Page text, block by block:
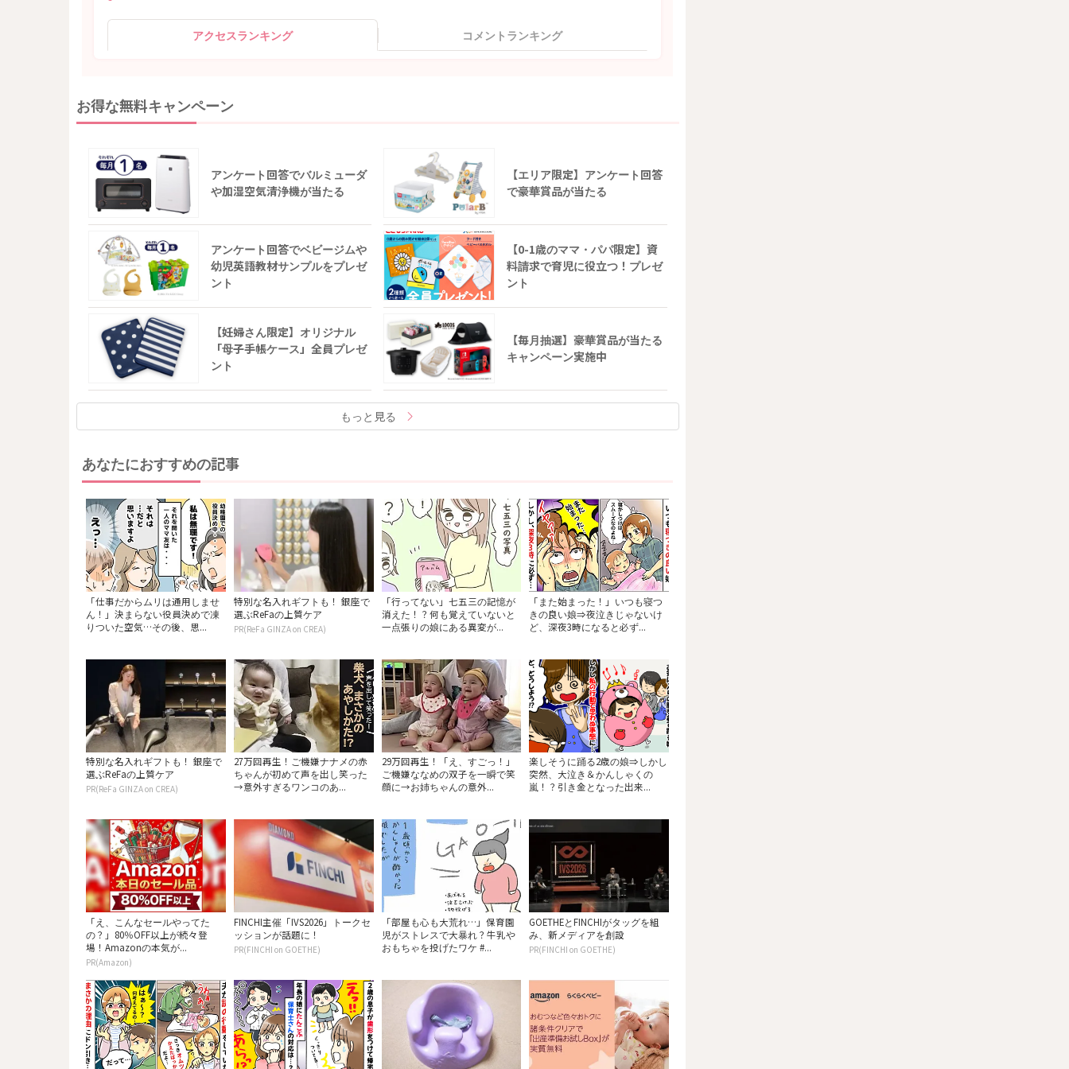
アクセスランキング コメントランキング
お得な無料キャンペーン
アンケート回答でバルミューダ
や加湿空気清浄機が当たる
【エリア限定】アンケート回答
で豪華賞品が当たる
アンケート回答でベビージムや
幼児英語教材サンプルをプレゼ
ント
【0-1歳のママ・パパ限定】資
料請求で育児に役立つ！プレゼ
ント
【妊婦さん限定】オリジナル
「母子手帳ケース」全員プレゼ
ント
【毎月抽選】豪華賞品が当たる
キャンペーン実施中
もっと見る
あなたにおすすめの記事
「仕事だからムリは通用しませ
ん！」決まらない役員決めで凍
りついた空気…その後、思...
特別な名入れギフトも！ 銀座で
選ぶReFaの上質ケア
PR(ReFa GINZA on CREA)
「行ってない」七五三の記憶が
消えた！？何も覚えていないと
一点張りの娘にある異変が...
「また始まった！」いつも寝つ
きの良い娘⇒夜泣きじゃないけ
ど、深夜3時になると必ず...
特別な名入れギフトも！ 銀座で
選ぶReFaの上質ケア
PR(ReFa GINZA on CREA)
27万回再生！ご機嫌ナナメの赤
ちゃんが初めて声を出し笑った
→意外すぎるワンコのあ...
29万回再生！「え、すごっ！」
ご機嫌ななめの双子を一瞬で笑
顔に→お姉ちゃんの意外...
楽しそうに踊る2歳の娘⇒しかし
突然、大泣き＆かんしゃくの
嵐！？引き金となった出来...
「え、こんなセールやってた
の？」80％OFF以上が続々登
場！Amazonの本気が...
PR(Amazon)
FINCHI主催「IVS2026」トークセ
ッションが話題に！
PR(FINCHI on GOETHE)
「部屋も心も大荒れ…」保育園
児がストレスで大暴れ？牛乳や
おもちゃを投げたワケ #...
GOETHEとFINCHIがタッグを組
み、新メディアを創設
PR(FINCHI on GOETHE)